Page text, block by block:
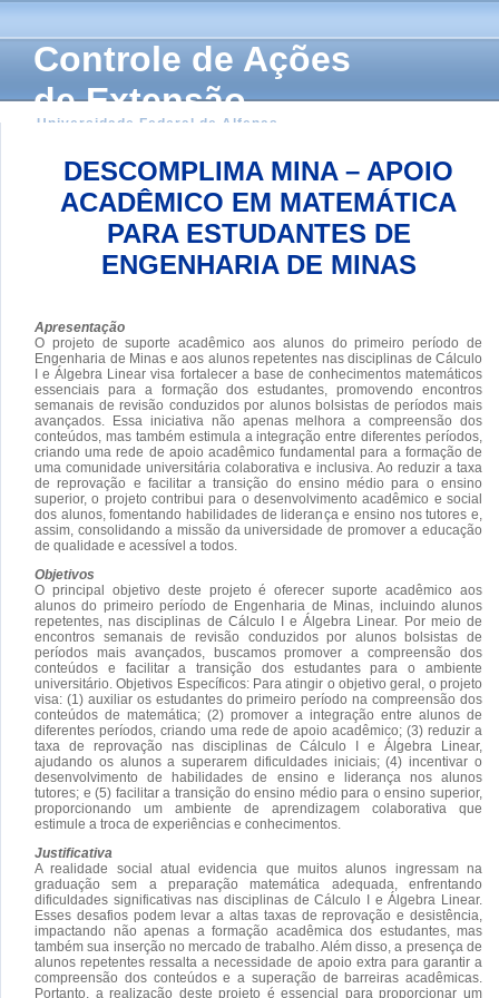
Controle de Ações
de Extensão
Universidade Federal de Alfenas
DESCOMPLIMA MINA – APOIO
ACADÊMICO EM MATEMÁTICA
PARA ESTUDANTES DE
ENGENHARIA DE MINAS
Apresentação
O projeto de suporte acadêmico aos alunos do primeiro período de
Engenharia de Minas e aos alunos repetentes nas disciplinas de Cálculo
I e Álgebra Linear visa fortalecer a base de conhecimentos matemáticos
essenciais para a formação dos estudantes, promovendo encontros
semanais de revisão conduzidos por alunos bolsistas de períodos mais
avançados. Essa iniciativa não apenas melhora a compreensão dos
conteúdos, mas também estimula a integração entre diferentes períodos,
criando uma rede de apoio acadêmico fundamental para a formação de
uma comunidade universitária colaborativa e inclusiva. Ao reduzir a taxa
de reprovação e facilitar a transição do ensino médio para o ensino
superior, o projeto contribui para o desenvolvimento acadêmico e social
dos alunos, fomentando habilidades de liderança e ensino nos tutores e,
assim, consolidando a missão da universidade de promover a educação
de qualidade e acessível a todos.
Objetivos
O principal objetivo deste projeto é oferecer suporte acadêmico aos
alunos do primeiro período de Engenharia de Minas, incluindo alunos
repetentes, nas disciplinas de Cálculo I e Álgebra Linear. Por meio de
encontros semanais de revisão conduzidos por alunos bolsistas de
períodos mais avançados, buscamos promover a compreensão dos
conteúdos e facilitar a transição dos estudantes para o ambiente
universitário. Objetivos Específicos: Para atingir o objetivo geral, o projeto
visa: (1) auxiliar os estudantes do primeiro período na compreensão dos
conteúdos de matemática; (2) promover a integração entre alunos de
diferentes períodos, criando uma rede de apoio acadêmico; (3) reduzir a
taxa de reprovação nas disciplinas de Cálculo I e Álgebra Linear,
ajudando os alunos a superarem dificuldades iniciais; (4) incentivar o
desenvolvimento de habilidades de ensino e liderança nos alunos
tutores; e (5) facilitar a transição do ensino médio para o ensino superior,
proporcionando um ambiente de aprendizagem colaborativa que
estimule a troca de experiências e conhecimentos.
Justificativa
A realidade social atual evidencia que muitos alunos ingressam na
graduação sem a preparação matemática adequada, enfrentando
dificuldades significativas nas disciplinas de Cálculo I e Álgebra Linear.
Esses desafios podem levar a altas taxas de reprovação e desistência,
impactando não apenas a formação acadêmica dos estudantes, mas
também sua inserção no mercado de trabalho. Além disso, a presença de
alunos repetentes ressalta a necessidade de apoio extra para garantir a
compreensão dos conteúdos e a superação de barreiras acadêmicas.
Portanto, a realização deste projeto é essencial para proporcionar um